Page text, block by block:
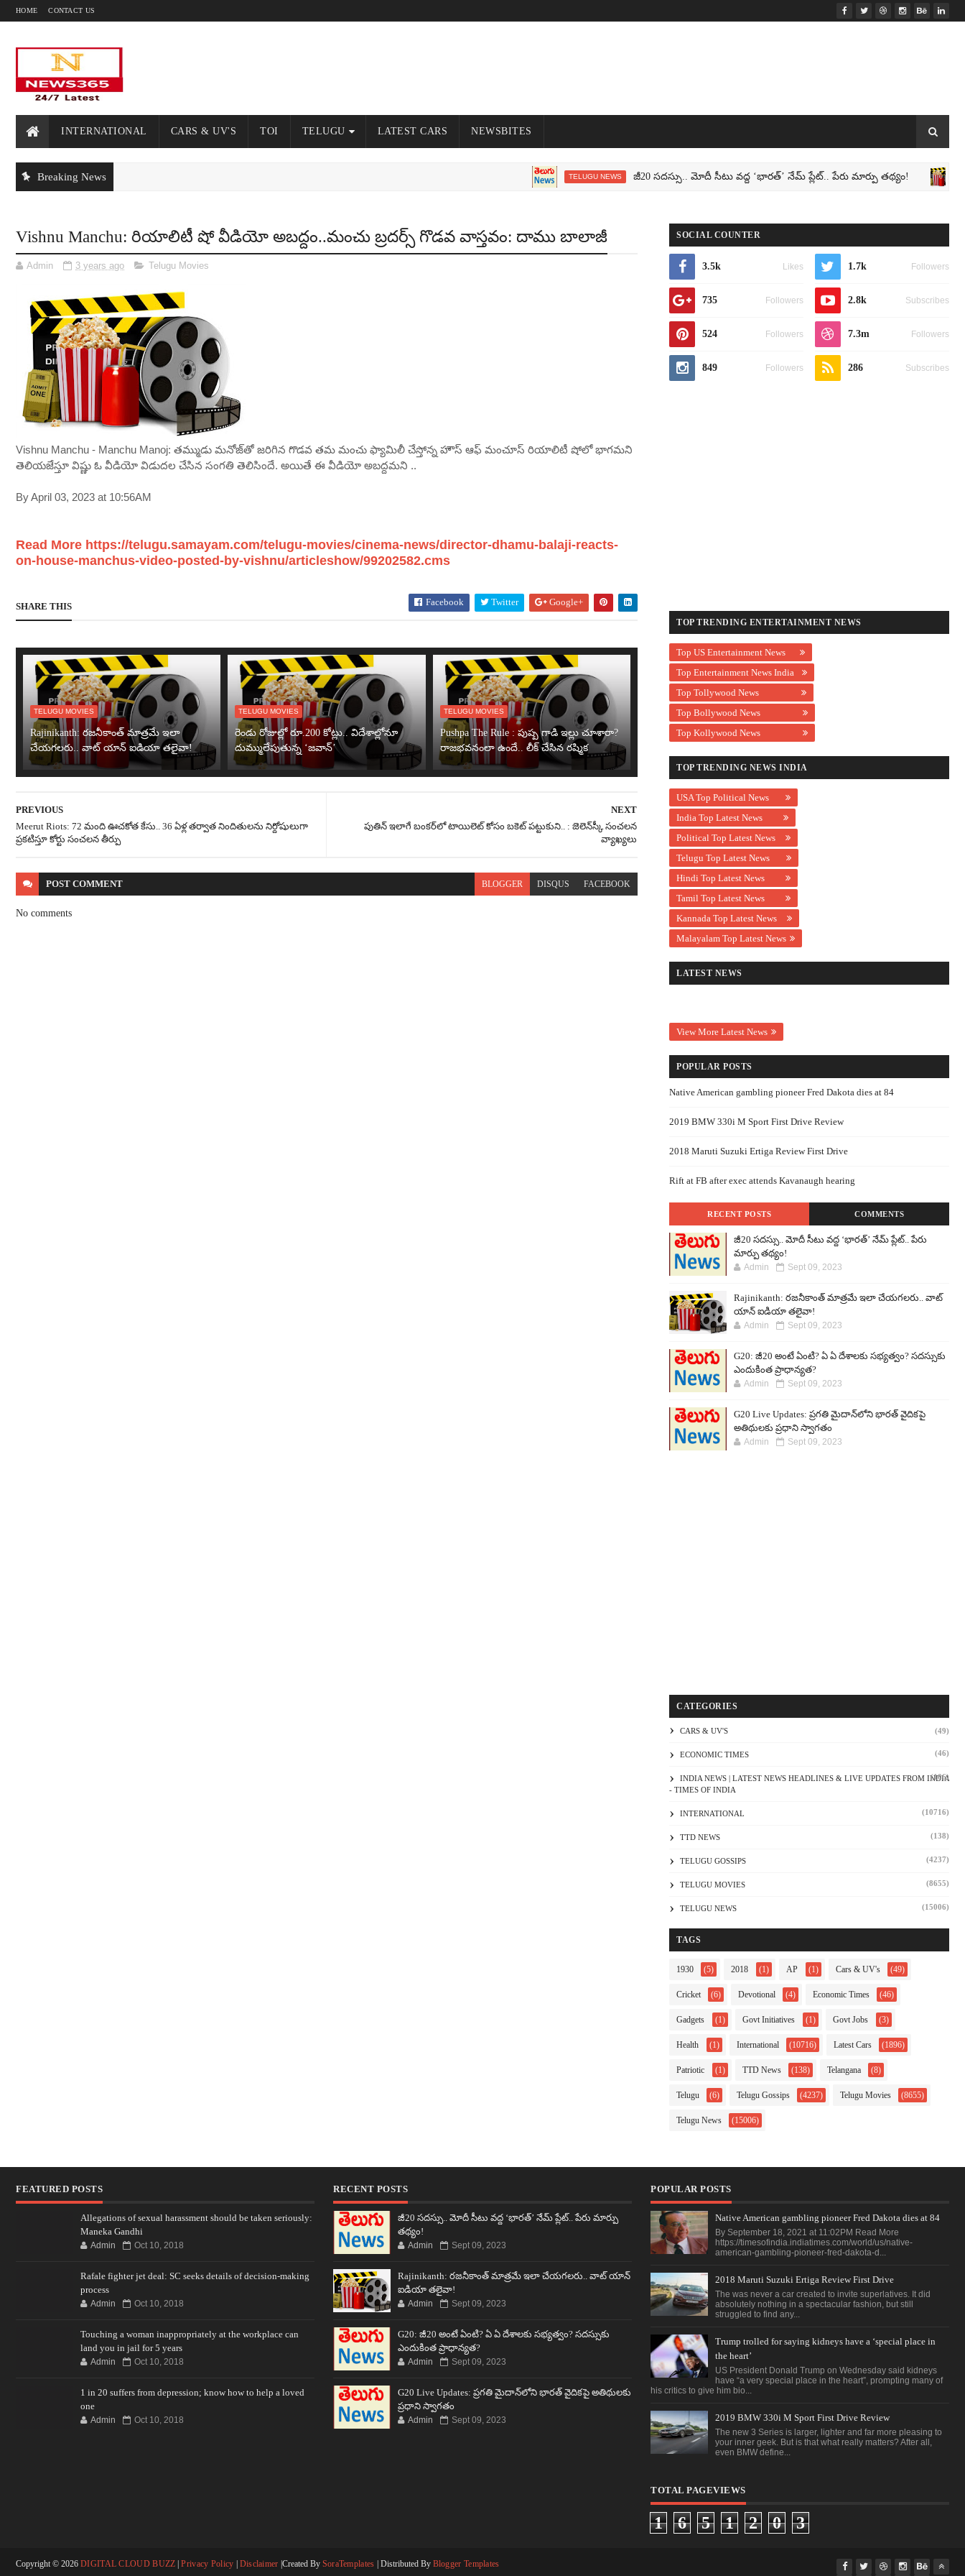
HOME CONTACT US
INTERNATIONAL CARS & UV'S TOI TELUGU LATEST CARS NEWSBITES
Breaking News TELUGU NEWS జీ20 సదస్సు.. మోదీ సీటు వద్ద ‘భారత్’ నేమ్ ప్లేట్‌.. పేరు మార్పు తథ్యం!
Vishnu Manchu: రియాలిటీ షో వీడియో అబ‌ద్దం..మంచు బ్ర‌ద‌ర్స్ గొడ‌వ‌ వాస్త‌వం: దాము బాలాజీ
Admin 3 years ago Telugu Movies
Vishnu Manchu - Manchu Manoj: త‌మ్ముడు మ‌నోజ్‌తో జ‌రిగిన గొడ‌వ తమ మంచు ఫ్యామిలీ చేస్తోన్న హౌస్ ఆఫ్ మంచూస్ రియాలిటీ షోలో భాగ‌మని
తెలియ‌జేస్తూ విష్ణు ఓ వీడియో విడుద‌ల చేసిన సంగ‌తి తెలిసిందే. అయితే ఈ వీడియో అబద్ద‌మ‌ని ..
By April 03, 2023 at 10:56AM
Read More https://telugu.samayam.com/telugu-movies/cinema-news/director-dhamu-balaji-reacts-
on-house-manchus-video-posted-by-vishnu/articleshow/99202582.cms
SHARE THIS Facebook Twitter Google+
TELUGU MOVIES
Rajinikanth: రజనీకాంత్ మాత్రమే ఇలా
చేయగలరు.. వాట్ యాన్ ఐడియా తలైవా!
TELUGU MOVIES
రెండు రోజుల్లో రూ.200 కోట్లు.. విదేశాల్లోనూ
దుమ్ములేపుతున్న ‘జవాన్’
TELUGU MOVIES
Pushpa The Rule : పుష్ప గాడి ఇల్లు చూశారా?
రాజభవనంలా ఉందే.. లీక్ చేసిన రష్మిక
NEXT
పుతిన్ ఇలాగే బంకర్‌లో టాయిలెట్ కోసం బకెట్ పట్టుకుని.. : జెలెన్‌స్కీ సంచలన
వ్యాఖ్యలు
PREVIOUS
Meerut Riots: 72 మంది ఊచకోత కేసు.. 36 ఏళ్ల తర్వాత నిందితులను నిర్దోషులుగా
ప్రకటిస్తూ కోర్టు సంచలన తీర్పు
POST COMMENT BLOGGER DISQUS FACEBOOK
No comments
SOCIAL COUNTER
3.5k Likes 1.7k Followers
735 Followers 2.8k Subscribes
524 Followers 7.3m Followers
849 Followers 286 Subscribes
TOP TRENDING ENTERTAINMENT NEWS
Top US Entertainment News
Top Entertainment News India
Top Tollywood News
Top Bollywood News
Top Kollywood News
TOP TRENDING NEWS INDIA
USA Top Political News
India Top Latest News
Political Top Latest News
Telugu Top Latest News
Hindi Top Latest News
Tamil Top Latest News
Kannada Top Latest News
Malayalam Top Latest News
LATEST NEWS
View More Latest News
POPULAR POSTS
Native American gambling pioneer Fred Dakota dies at 84
2019 BMW 330i M Sport First Drive Review
2018 Maruti Suzuki Ertiga Review First Drive
Rift at FB after exec attends Kavanaugh hearing
RECENT POSTS COMMENTS
జీ20 సదస్సు.. మోదీ సీటు వద్ద ‘భారత్’ నేమ్ ప్లేట్‌.. పేరు
మార్పు తథ్యం!
Admin Sept 09, 2023
Rajinikanth: రజనీకాంత్ మాత్రమే ఇలా చేయగలరు.. వాట్
యాన్ ఐడియా తలైవా!
Admin Sept 09, 2023
G20: జీ20 అంటే ఏంటి? ఏ ఏ దేశాలకు సభ్యత్వం? సదస్సుకు
ఎందుకింత ప్రాధాన్యత?
Admin Sept 09, 2023
G20 Live Updates: ప్రగతి మైదాన్‌లోని భారత్ వైదికపై
అతిథులకు ప్రధాని స్వాగతం
Admin Sept 09, 2023
CATEGORIES
CARS & UV'S (49)
ECONOMIC TIMES (46)
INDIA NEWS | LATEST NEWS HEADLINES & LIVE UPDATES FROM INDIA
- TIMES OF INDIA
(106)
INTERNATIONAL (10716)
TTD NEWS (138)
TELUGU GOSSIPS (4237)
TELUGU MOVIES (8655)
TELUGU NEWS (15006)
TAGS
1930 (5) 2018 (1) AP (1) Cars & UV's (49)
Cricket (6) Devotional (4) Economic Times (46)
Gadgets (1) Govt Initiatives (1) Govt Jobs (3)
Health (1) International (10716) Latest Cars (1896)
Patriotic (1) TTD News (138) Telangana (8)
Telugu (6) Telugu Gossips (4237) Telugu Movies (8655)
Telugu News (15006)
FEATURED POSTS
Allegations of sexual harassment should be taken seriously:
Maneka Gandhi
Admin Oct 10, 2018
Rafale fighter jet deal: SC seeks details of decision-making
process
Admin Oct 10, 2018
Touching a woman inappropriately at the workplace can
land you in jail for 5 years
Admin Oct 10, 2018
1 in 20 suffers from depression; know how to help a loved
one
Admin Oct 10, 2018
RECENT POSTS
జీ20 సదస్సు.. మోదీ సీటు వద్ద ‘భారత్’ నేమ్ ప్లేట్‌.. పేరు మార్పు
తథ్యం!
Admin Sept 09, 2023
Rajinikanth: రజనీకాంత్ మాత్రమే ఇలా చేయగలరు.. వాట్ యాన్
ఐడియా తలైవా!
Admin Sept 09, 2023
G20: జీ20 అంటే ఏంటి? ఏ ఏ దేశాలకు సభ్యత్వం? సదస్సుకు
ఎందుకింత ప్రాధాన్యత?
Admin Sept 09, 2023
G20 Live Updates: ప్రగతి మైదాన్‌లోని భారత్ వైదికపై అతిథులకు
ప్రధాని స్వాగతం
Admin Sept 09, 2023
POPULAR POSTS
Native American gambling pioneer Fred Dakota dies at 84
By September 18, 2021 at 11:02PM Read More
https://timesofindia.indiatimes.com/world/us/native-
american-gambling-pioneer-fred-dakota-d...
2018 Maruti Suzuki Ertiga Review First Drive
The was never a car created to invite superlatives. It did
absolutely nothing in a spectacular fashion, but still
struggled to find any...
Trump trolled for saying kidneys have a ‘special place in
the heart’
US President Donald Trump on Wednesday said kidneys
have “a very special place in the heart”, prompting many of
his critics to give him bio...
2019 BMW 330i M Sport First Drive Review
The new 3 Series is larger, lighter and far more pleasing to
your inner geek. But is that what really matters? After all,
even BMW define...
TOTAL PAGEVIEWS
1 6 5 1 2 0 3
Copyright © 2026 DIGITAL CLOUD BUZZ |Privacy Policy Disclaimer |Created By SoraTemplates | Distributed By Blogger Templates